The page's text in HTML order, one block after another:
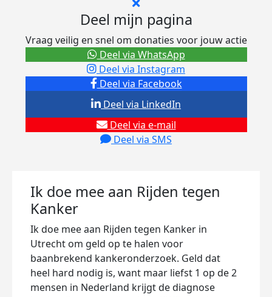
Deel mijn pagina
Vraag veilig en snel om donaties voor jouw actie
Deel via Facebook
Deel via Instagram
Deel via e-mail
Deel via SMS
Deel via LinkedIn
Deel via WhatsApp
Ik doe mee aan Rijden tegen
Kanker
Ik doe mee aan Rijden tegen Kanker in
Utrecht om geld op te halen voor
baanbrekend kankeronderzoek. Geld dat
heel hard nodig is, want maar liefst 1 op de 2
mensen in Nederland krijgt de diagnose